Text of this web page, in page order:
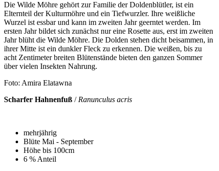
Die Wilde Möhre gehört zur Familie der Doldenblütler, ist ein
Elternteil der Kulturmöhre und ein Tiefwurzler. Ihre weißliche
Wurzel ist essbar und kann im zweiten Jahr geerntet werden. Im
ersten Jahr bildet sich zunächst nur eine Rosette aus, erst im zweiten
Jahr blüht die Wilde Möhre. Die Dolden stehen dicht beisammen, in
ihrer Mitte ist ein dunkler Fleck zu erkennen. Die weißen, bis zu
acht Zentimeter breiten Blütenstände bieten den ganzen Sommer
über vielen Insekten Nahrung.
Foto: Amira Elatawna
Scharfer Hahnenfuß / Ranunculus acris
mehrjährig
Blüte Mai - September
Höhe bis 100cm
6 % Anteil